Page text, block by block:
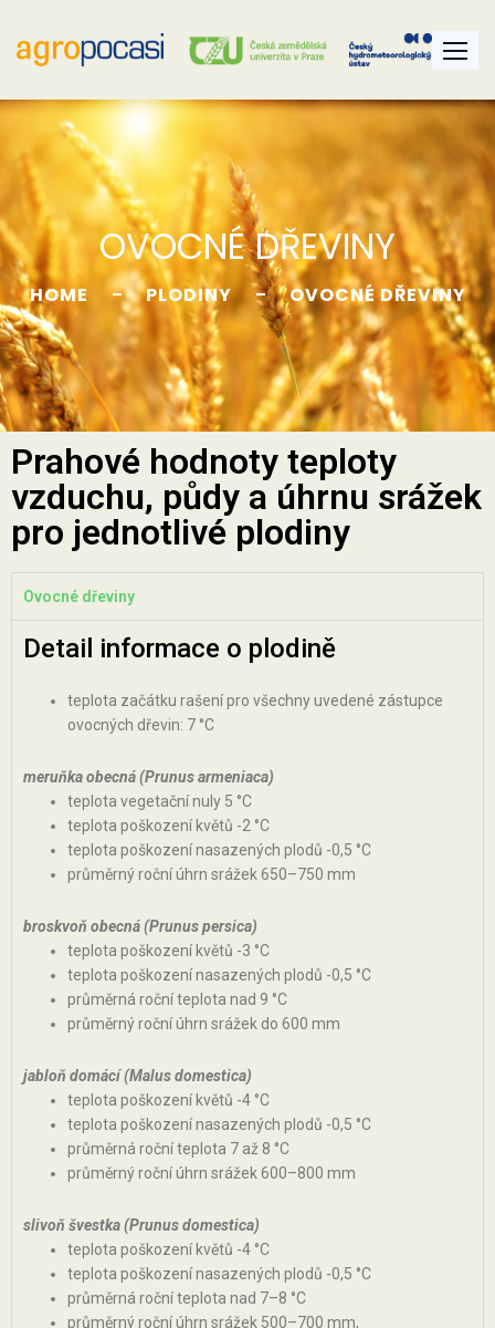
OVOCNÉ DŘEVINY
HOME PLODINY OVOCNÉ DŘEVINY
Prahové hodnoty teploty
vzduchu, půdy a úhrnu srážek
pro jednotlivé plodiny
Ovocné dřeviny
Detail informace o plodině
teplota začátku rašení pro všechny uvedené zástupce
ovocných dřevin: 7 °C
meruňka obecná (Prunus armeniaca)
teplota vegetační nuly 5 °C
teplota poškození květů -2 °C
teplota poškození nasazených plodů -0,5 °C
průměrný roční úhrn srážek 650–750 mm
broskvoň obecná (Prunus persica)
teplota poškození květů -3 °C
teplota poškození nasazených plodů -0,5 °C
průměrná roční teplota nad 9 °C
průměrný roční úhrn srážek do 600 mm
jabloň domácí (Malus domestica)
teplota poškození květů -4 °C
teplota poškození nasazených plodů -0,5 °C
průměrná roční teplota 7 až 8 °C
průměrný roční úhrn srážek 600–800 mm
slivoň švestka (Prunus domestica)
teplota poškození květů -4 °C
teplota poškození nasazených plodů -0,5 °C
průměrná roční teplota nad 7–8 °C
průměrný roční úhrn srážek 500–700 mm,